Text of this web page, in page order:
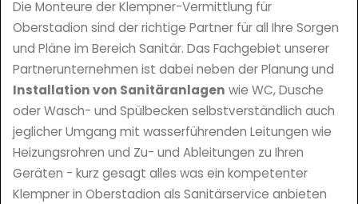
Die Monteure der Klempner-Vermittlung für
Oberstadion sind der richtige Partner für all Ihre Sorgen
und Pläne im Bereich Sanitär. Das Fachgebiet unserer
Partnerunternehmen ist dabei neben der Planung und
Installation von Sanitäranlagen wie WC, Dusche
oder Wasch- und Spülbecken selbstverständlich auch
jeglicher Umgang mit wasserführenden Leitungen wie
Heizungsrohren und Zu- und Ableitungen zu Ihren
Geräten - kurz gesagt alles was ein kompetenter
Klempner in Oberstadion als Sanitärservice anbieten